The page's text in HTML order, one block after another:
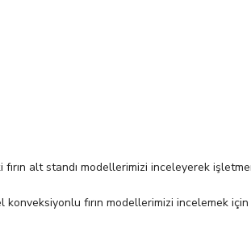
alt standı modellerimizi inceleyerek
fırın modellerimizi incelemek için